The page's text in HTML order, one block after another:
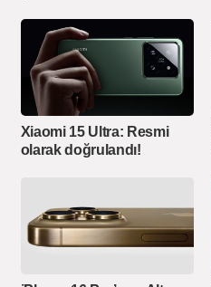
Xiaomi 15 Ultra: Resmi
olarak doğrulandı!